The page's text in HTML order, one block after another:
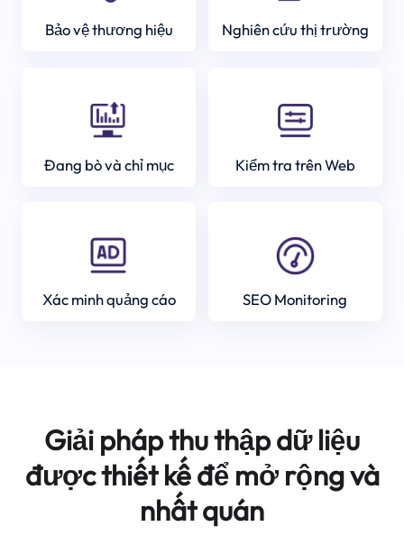
Bảo vệ thương hiệu Nghiên cứu thị trường
Đang bò và chỉ mục Kiểm tra trên Web
Xác minh quảng cáo SEO Monitoring
Giải pháp thu thập dữ liệu
được thiết kế để mở rộng và
nhất quán